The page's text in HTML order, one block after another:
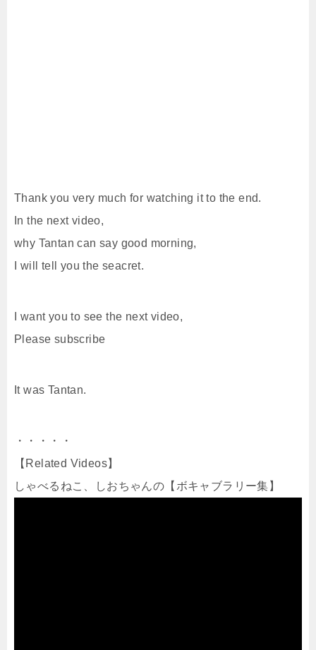
Thank you very much for watching it to the end.
In the next video,
why Tantan can say good morning,
I will tell you the seacret.
I want you to see the next video,
Please subscribe
It was Tantan.
・・・・・
【Related Videos】
しゃべるねこ、しおちゃんの【ボキャブラリー集】